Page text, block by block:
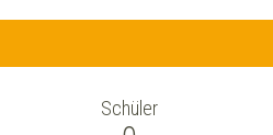
Schüler